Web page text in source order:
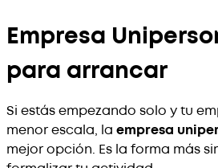
Empresa
para arrancar
Si estás empezando solo y tu
menor escala, la empresa
mejor opción. Es la forma más